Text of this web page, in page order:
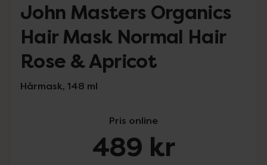
John Masters Organics
Hair Mask Normal Hair
Rose & Apricot
Hårmask, 148 ml
Pris online
489 kr